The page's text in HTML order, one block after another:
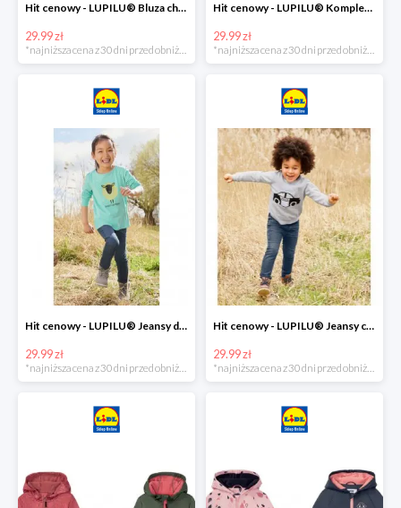
Hit cenowy - LUPILU® Bluza chłopięca w stylu college
29.99 zł
*najniższa cena z 30 dni przed obniżką
Hit cenowy - LUPILU® Komplet dziewczęcy (sukienka + legginsy)
29.99 zł
*najniższa cena z 30 dni przed obniżką
Hit cenowy - LUPILU® Jeansy dziewczęce slim fit
29.99 zł
Hit cenowy - LUPILU® Jeansy chłopięce slim fit
29.99 zł